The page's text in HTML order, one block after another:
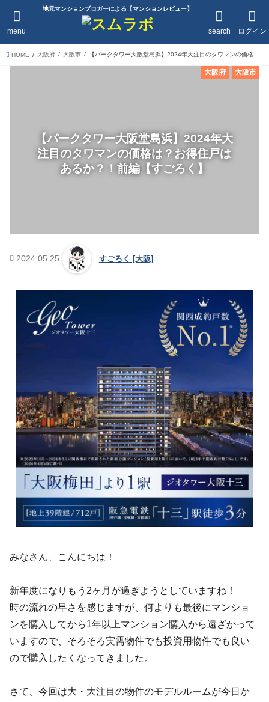
地元マンションブロガーによる【マンションレビュー】
ログイン
search
menu
HOME 大阪府 大阪市
【パークタワー大阪堂島浜】2024年大
注目のタワマンの価格は？お得住戸は
あるか？！前編【すごろく】
大阪市
大阪府
2024.05.25 すごろく [大阪]
みなさん、こんにちは！
新年度になりもう2ヶ月が過ぎようとしていますね！
時の流れの早さを感じますが、何よりも最後にマンショ
ンを購入してから1年以上マンション購入から遠ざかって
いますので、そろそろ実需物件でも投資用物件でも良い
ので購入したくなってきました。
さて、今回は大・大注目の物件のモデルルームが今日か